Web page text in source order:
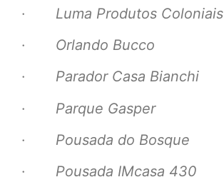
· Luma Produtos Coloniais
· Orlando Bucco
· Parador Casa Bianchi
· Parque Gasper
· Pousada do Bosque
· Pousada IMcasa 430